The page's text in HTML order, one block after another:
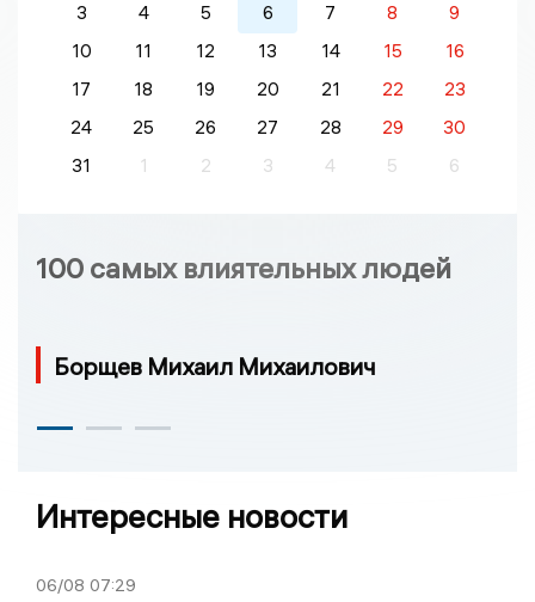
3
4 5 6 7 8
9
10
11 12 13 14 15
16
17
18 19 20 21 22
23
24
25 26 27 28 29
30
31
1 2 3 4 5 6
100 самых влиятельных людей
Борщев Михаил Михаилович
Интересные новости
06/08 07:29